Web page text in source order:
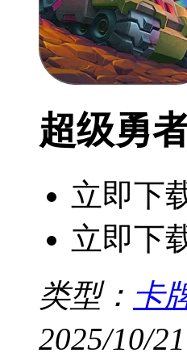
超级勇
立即下
立即下
类型： 卡
2025/10/